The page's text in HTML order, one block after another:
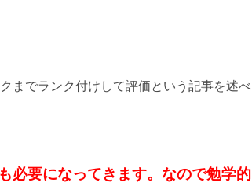
までランク付けして評価という記事を述べ
必要になってきます。なので勉学的